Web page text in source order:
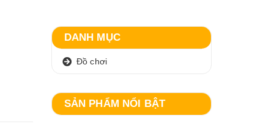
DANH MỤC
Đồ chơi
SẢN PHẨM NỔI BẬT